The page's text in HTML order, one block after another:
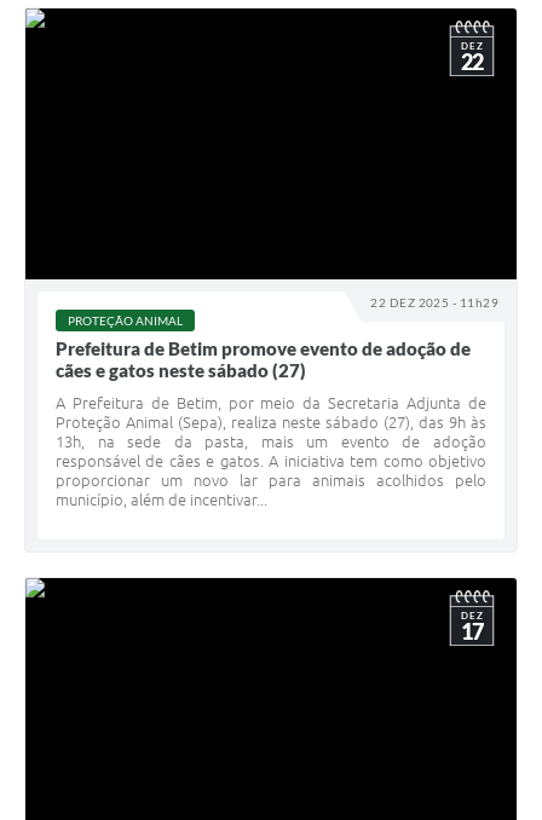
22 DEZ 2025 - 11h29
DEZ
22
PROTEÇÃO ANIMAL
Prefeitura de Betim promove evento de adoção de
cães e gatos neste sábado (27)
A Prefeitura de Betim, por meio da Secretaria Adjunta de
Proteção Animal (Sepa), realiza neste sábado (27), das 9h às
13h, na sede da pasta, mais um evento de adoção
responsável de cães e gatos. A iniciativa tem como objetivo
proporcionar um novo lar para animais acolhidos pelo
município, além de incentivar...
DEZ
17